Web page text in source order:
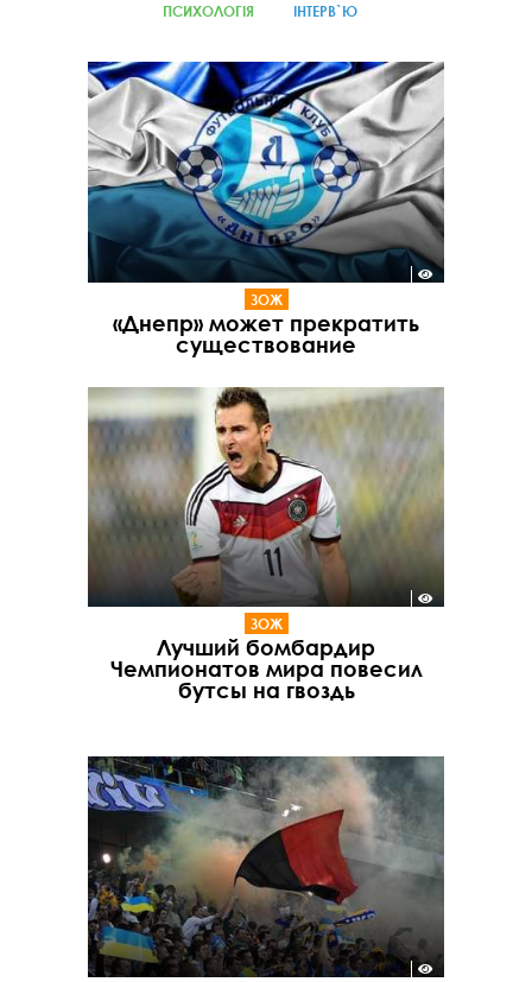
ПСИХОЛОГІЯ ІНТЕРВ`Ю
ЗОЖ
«Днепр» может прекратить
существование
ЗОЖ
Лучший бомбардир
Чемпионатов мира повесил
бутсы на гвоздь